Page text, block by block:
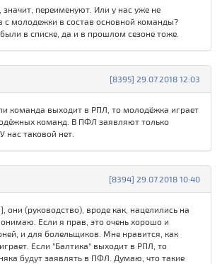
переименуют. Или у нас уже не
с молодежки в состав основной команды?
в списке, да и в прошлом сезоне тоже.
[8395] 29.07.2018 12:03
команда выходит в РПЛ, то молодёжка играет
команд. В ПФЛ заявляют только
нас таковой нет.
[8394] 29.07.2018 10:40
они (руководство), вроде как, нацелились на
Если я прав, это очень хорошо и
и для болельщиков. Мне нравится, как
Если "Балтика" выходит в РПЛ, то
будут заявлять в ПФЛ. Думаю, что такие